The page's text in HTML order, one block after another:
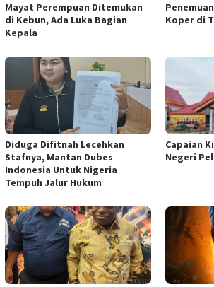
Mayat Perempuan Ditemukan
di Kebun, Ada Luka Bagian
Kepala
Koper di
Diduga Difitnah Lecehkan
Stafnya, Mantan Dubes
Indonesia Untuk Nigeria
Tempuh Jalur Hukum
Capaian
Negeri